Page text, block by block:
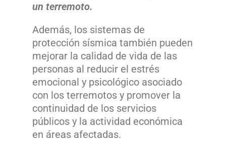
un terremoto.
Además, los sistemas de
protección sísmica también pueden
mejorar la calidad de vida de las
personas al reducir el estrés
emocional y psicológico asociado
con los terremotos y promover la
continuidad de los servicios
públicos y la actividad económica
en áreas afectadas.